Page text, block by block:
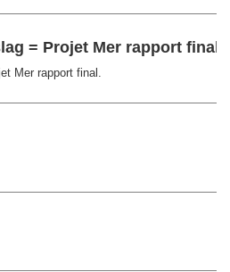
= Projet Mer rapport final
Mer rapport final.